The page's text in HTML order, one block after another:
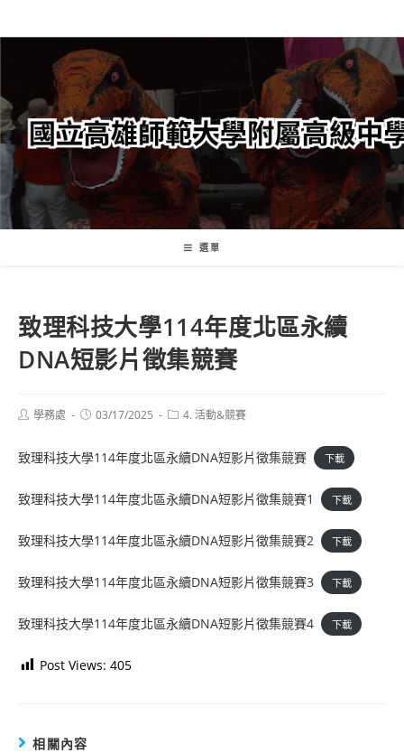
轉
要
內
容
選單
致理科技大學114年度北區永續
DNA短影片徵集競賽
Post學務處
Post03/17/2025
Post4. 活動&競賽
致理科技大學114年度北區永續DNA短影片徵集競賽 下載
致理科技大學114年度北區永續DNA短影片徵集競賽1 下載
致理科技大學114年度北區永續DNA短影片徵集競賽2 下載
致理科技大學114年度北區永續DNA短影片徵集競賽3 下載
致理科技大學114年度北區永續DNA短影片徵集競賽4 下載
Post Views: 405
相關內容